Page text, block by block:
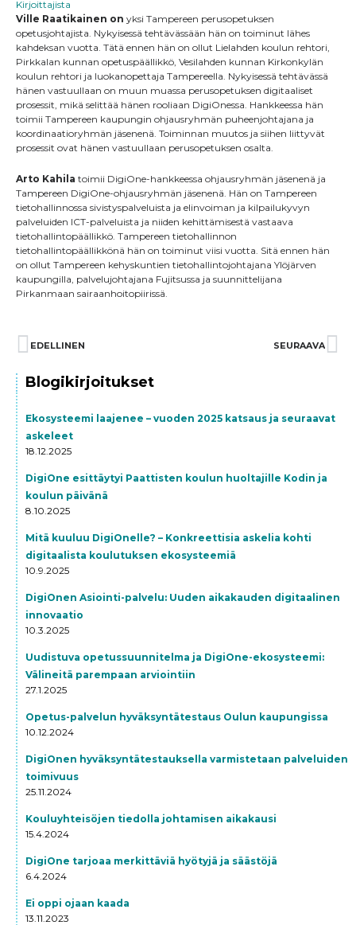
Kirjoittajista
Ville Raatikainen on yksi Tampereen perusopetuksen
opetusjohtajista. Nykyisessä tehtävässään hän on toiminut lähes
kahdeksan vuotta. Tätä ennen hän on ollut Lielahden koulun rehtori,
Pirkkalan kunnan opetuspäällikkö, Vesilahden kunnan Kirkonkylän
koulun rehtori ja luokanopettaja Tampereella. Nykyisessä tehtävässä
hänen vastuullaan on muun muassa perusopetuksen digitaaliset
prosessit, mikä selittää hänen rooliaan DigiOnessa. Hankkeessa hän
toimii Tampereen kaupungin ohjausryhmän puheenjohtajana ja
koordinaatioryhmän jäsenenä. Toiminnan muutos ja siihen liittyvät
prosessit ovat hänen vastuullaan perusopetuksen osalta.
Arto Kahila toimii DigiOne-hankkeessa ohjausryhmän jäsenenä ja
Tampereen DigiOne-ohjausryhmän jäsenenä. Hän on Tampereen
tietohallinnossa sivistyspalveluista ja elinvoiman ja kilpailukyvyn
palveluiden ICT-palveluista ja niiden kehittämisestä vastaava
tietohallintopäällikkö. Tampereen tietohallinnon
tietohallintopäällikkönä hän on toiminut viisi vuotta. Sitä ennen hän
on ollut Tampereen kehyskuntien tietohallintojohtajana Ylöjärven
kaupungilla, palvelujohtajana Fujitsussa ja suunnittelijana
Pirkanmaan sairaanhoitopiirissä.
Prev
EDELLINEN SEURAAVA
Blogikirjoitukset
Ekosysteemi laajenee – vuoden 2025 katsaus ja seuraavat
askeleet
18.12.2025
DigiOne esittäytyi Paattisten koulun huoltajille Kodin ja
koulun päivänä
8.10.2025
Mitä kuuluu DigiOnelle? – Konkreettisia askelia kohti
digitaalista koulutuksen ekosysteemiä
10.9.2025
DigiOnen Asiointi-palvelu: Uuden aikakauden digitaalinen
innovaatio
10.3.2025
Uudistuva opetussuunnitelma ja DigiOne-ekosysteemi:
Välineitä parempaan arviointiin
27.1.2025
Opetus-palvelun hyväksyntätestaus Oulun kaupungissa
10.12.2024
DigiOnen hyväksyntätestauksella varmistetaan palveluiden
toimivuus
25.11.2024
Kouluyhteisöjen tiedolla johtamisen aikakausi
15.4.2024
DigiOne tarjoaa merkittäviä hyötyjä ja säästöjä
6.4.2024
Ei oppi ojaan kaada
13.11.2023